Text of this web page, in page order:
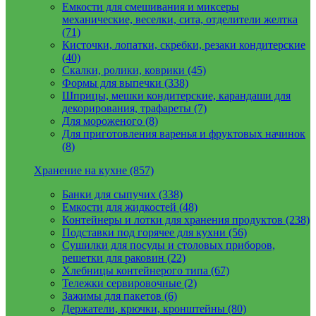
Емкости для смешивания и миксеры
механические, веселки, сита, отделители желтка
(71)
Кисточки, лопатки, скребки, резаки кондитерские
(40)
Скалки, ролики, коврики (45)
Формы для выпечки (338)
Шприцы, мешки кондитерские, карандаши для
декорирования, трафареты (7)
Для мороженого (8)
Для приготовления варенья и фруктовых начинок
(8)
Хранение на кухне (857)
Банки для сыпучих (338)
Емкости для жидкостей (48)
Контейнеры и лотки для хранения продуктов (238)
Подставки под горячее для кухни (56)
Сушилки для посуды и столовых приборов,
решетки для раковин (22)
Хлебницы контейнерого типа (67)
Тележки сервировочные (2)
Зажимы для пакетов (6)
Держатели, крючки, кронштейны (80)